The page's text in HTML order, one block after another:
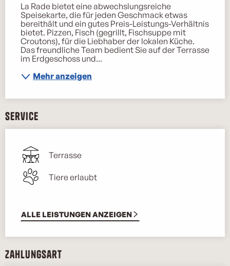
La Rade bietet eine abwechslungsreiche
Speisekarte, die für jeden Geschmack etwas
bereithält und ein gutes Preis-Leistungs-Verhältnis
bietet. Pizzen, Fisch (gegrillt, Fischsuppe mit
Croutons), für die Liebhaber der lokalen Küche.
Das freundliche Team bedient Sie auf der Terrasse
im Erdgeschoss und...
Mehr anzeigen
Service
Terrasse
Tiere erlaubt
ALLE LEISTUNGEN ANZEIGEN
Zahlungsart